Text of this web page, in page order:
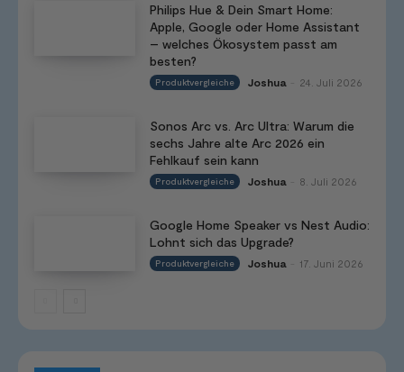
Philips Hue & Dein Smart Home:
Apple, Google oder Home Assistant
– welches Ökosystem passt am
besten?
Produktvergleiche Joshua 24. Juli 2026
Sonos Arc vs. Arc Ultra: Warum die
sechs Jahre alte Arc 2026 ein
Fehlkauf sein kann
Produktvergleiche Joshua 8. Juli 2026
Google Home Speaker vs Nest Audio:
Lohnt sich das Upgrade?
Produktvergleiche Joshua 17. Juni 2026